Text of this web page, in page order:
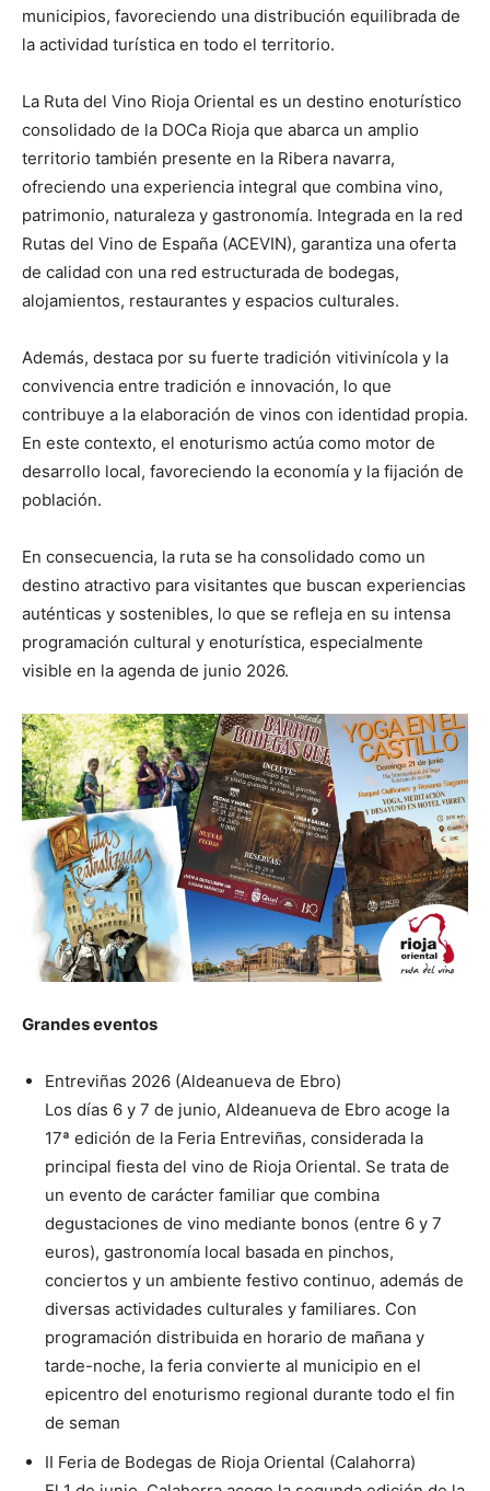
municipios, favoreciendo una distribución equilibrada de
la actividad turística en todo el territorio.
La Ruta del Vino Rioja Oriental es un destino enoturístico
consolidado de la DOCa Rioja que abarca un amplio
territorio también presente en la Ribera navarra,
ofreciendo una experiencia integral que combina vino,
patrimonio, naturaleza y gastronomía. Integrada en la red
Rutas del Vino de España (ACEVIN), garantiza una oferta
de calidad con una red estructurada de bodegas,
alojamientos, restaurantes y espacios culturales.
Además, destaca por su fuerte tradición vitivinícola y la
convivencia entre tradición e innovación, lo que
contribuye a la elaboración de vinos con identidad propia.
En este contexto, el enoturismo actúa como motor de
desarrollo local, favoreciendo la economía y la fijación de
población.
En consecuencia, la ruta se ha consolidado como un
destino atractivo para visitantes que buscan experiencias
auténticas y sostenibles, lo que se refleja en su intensa
programación cultural y enoturística, especialmente
visible en la agenda de junio 2026.
Grandes eventos
Entreviñas 2026 (Aldeanueva de Ebro)
Los días 6 y 7 de junio, Aldeanueva de Ebro acoge la
17ª edición de la Feria Entreviñas, considerada la
principal fiesta del vino de Rioja Oriental. Se trata de
un evento de carácter familiar que combina
degustaciones de vino mediante bonos (entre 6 y 7
euros), gastronomía local basada en pinchos,
conciertos y un ambiente festivo continuo, además de
diversas actividades culturales y familiares. Con
programación distribuida en horario de mañana y
tarde-noche, la feria convierte al municipio en el
epicentro del enoturismo regional durante todo el fin
de seman
II Feria de Bodegas de Rioja Oriental (Calahorra)